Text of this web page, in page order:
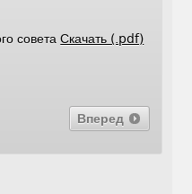
советаСкачать (.pdf)
Вперед